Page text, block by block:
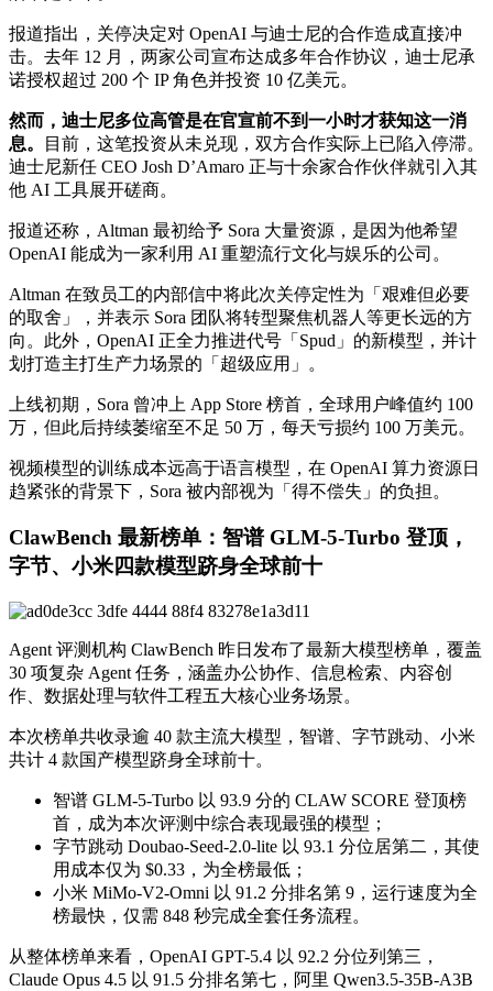
报道指出，关停决定对 OpenAI 与迪士尼的合作造成直接冲
击。去年 12 月，两家公司宣布达成多年合作协议，迪士尼承
诺授权超过 200 个 IP 角色并投资 10 亿美元。
然而，迪士尼多位高管是在官宣前不到一小时才获知这一消
息。
目前，这笔投资从未兑现，双方合作实际上已陷入停滞。
迪士尼新任 CEO Josh D’Amaro 正与十余家合作伙伴就引入其
他 AI 工具展开磋商。
报道还称，Altman 最初给予 Sora 大量资源，是因为他希望
OpenAI 能成为一家利用 AI 重塑流行文化与娱乐的公司。
Altman 在致员工的内部信中将此次关停定性为「艰难但必要
的取舍」，并表示 Sora 团队将转型聚焦机器人等更长远的方
向。此外，OpenAI 正全力推进代号「Spud」的新模型，并计
划打造主打生产力场景的「超级应用」。
上线初期，Sora 曾冲上 App Store 榜首，全球用户峰值约 100
万，但此后持续萎缩至不足 50 万，每天亏损约 100 万美元。
视频模型的训练成本远高于语言模型，在 OpenAI 算力资源日
趋紧张的背景下，Sora 被内部视为「得不偿失」的负担。
ClawBench 最新榜单：智谱 GLM-5-Turbo 登顶，
字节、小米四款模型跻身全球前十
Agent 评测机构 ClawBench 昨日发布了最新大模型榜单，覆盖
30 项复杂 Agent 任务，涵盖办公协作、信息检索、内容创
作、数据处理与软件工程五大核心业务场景。
本次榜单共收录逾 40 款主流大模型，智谱、字节跳动、小米
共计 4 款国产模型跻身全球前十。
智谱 GLM-5-Turbo 以 93.9 分的 CLAW SCORE 登顶榜
首，成为本次评测中综合表现最强的模型；
字节跳动 Doubao-Seed-2.0-lite 以 93.1 分位居第二，其使
用成本仅为 $0.33，为全榜最低；
小米 MiMo-V2-Omni 以 91.2 分排名第 9，运行速度为全
榜最快，仅需 848 秒完成全套任务流程。
从整体榜单来看，OpenAI GPT-5.4 以 92.2 分位列第三，
Claude Opus 4.5 以 91.5 分排名第七，阿里 Qwen3.5-35B-A3B